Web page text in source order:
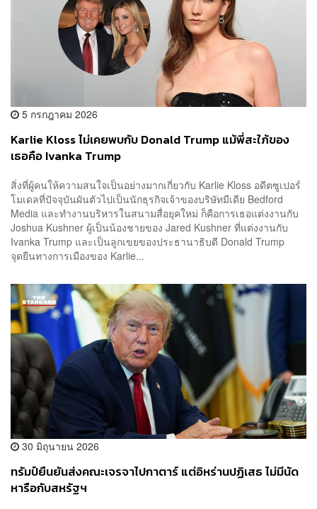
5 กรกฎาคม 2026
Karlie Kloss ไม่เคยพบกับ Donald Trump แม้พี่สะใภ้ของ
เธอคือ Ivanka Trump
สิ่งที่ผู้คนให้ความสนใจเป็นอย่างมากเกี่ยวกับ Karlie Kloss อดีตซูเปอร์
โมเดลที่ปัจจุบันผันตัวไปเป็นนักธุรกิจเจ้าของบริษัทมีเดีย Bedford
Media และทำงานบริหารในสนามสื่อยุคใหม่ ก็คือการเธอแต่งงานกับ
Joshua Kushner ผู้เป็นน้องชายของ Jared Kushner ที่แต่งงานกับ
Ivanka Trump และเป็นลูกเขยของประธานาธิบดี Donald Trump
จุดยืนทางการเมืองของ Karlie...
30 มิถุนายน 2026
ทรัมป์ยืนยันส่งคณะเจรจาไปกาตาร์ แต่อิหร่านปฏิเสธ ไม่มีนัด
หารือกับสหรัฐฯ